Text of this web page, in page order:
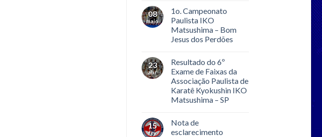
08
maio
1o. Campeonato
Paulista IKO
Matsushima – Bom
Jesus dos Perdões
23
abr
Resultado do 6º
Exame de Faixas da
Associação Paulista de
Karatê Kyokushin IKO
Matsushima – SP
15
fev
Nota de
esclarecimento